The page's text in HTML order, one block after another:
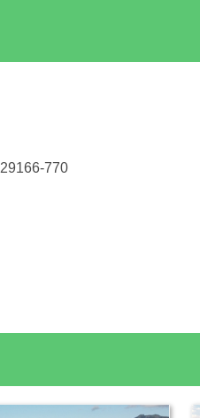
29166-770